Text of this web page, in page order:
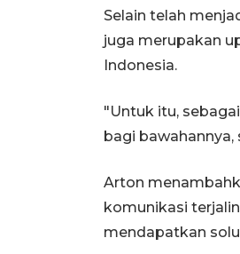
Selain telah
juga merupakan
Indonesia.
"Untuk itu,
bagi bawahannya,
Arton
komunikasi
mendapatkan